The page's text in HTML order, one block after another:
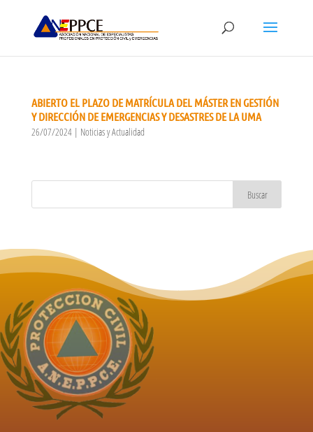
ABIERTO EL PLAZO DE MATRÍCULA DEL MÁSTER EN GESTIÓN
Y DIRECCIÓN DE EMERGENCIAS Y DESASTRES DE LA UMA
26/07/2024| Noticias y Actualidad